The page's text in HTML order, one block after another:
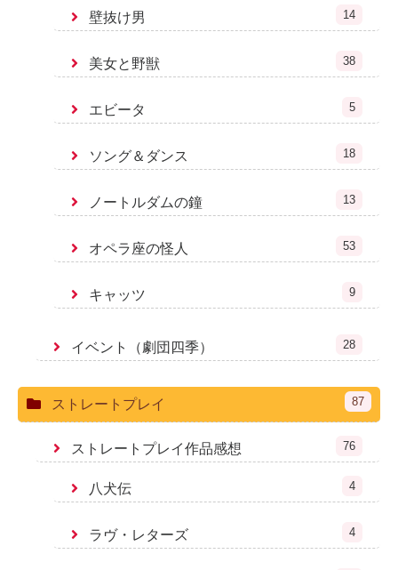
壁抜け男 14
美女と野獣 38
エビータ 5
ソング＆ダンス 18
ノートルダムの鐘 13
オペラ座の怪人 53
キャッツ 9
イベント（劇団四季） 28
ストレートプレイ 87
ストレートプレイ作品感想 76
八犬伝 4
ラヴ・レターズ 4